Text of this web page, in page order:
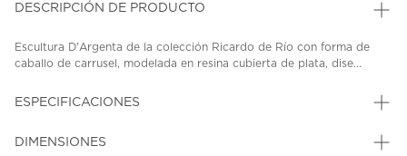
DESCRIPCIÓN DE PRODUCTO
Escultura D'Argenta de la colección Ricardo de Río con forma de
caballo de carrusel, modelada en resina cubierta de plata, dise...
ESPECIFICACIONES
DIMENSIONES